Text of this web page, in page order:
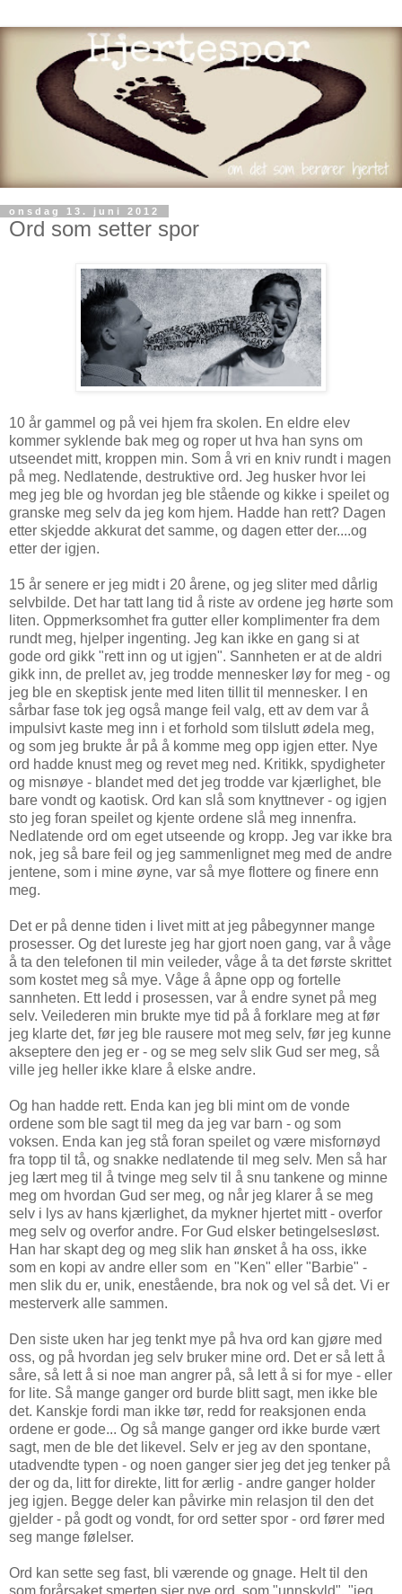
onsdag 13. juni 2012
Ord som setter spor
10 år gammel og på vei hjem fra skolen. En eldre elev
kommer syklende bak meg og roper ut hva han syns om
utseendet mitt, kroppen min. Som å vri en kniv rundt i magen
på meg. Nedlatende, destruktive ord. Jeg husker hvor lei
meg jeg ble og hvordan jeg ble stående og kikke i speilet og
granske meg selv da jeg kom hjem. Hadde han rett? Dagen
etter skjedde akkurat det samme, og dagen etter der....og
etter der igjen.
15 år senere er jeg midt i 20 årene, og jeg sliter med dårlig
selvbilde. Det har tatt lang tid å riste av ordene jeg hørte som
liten. Oppmerksomhet fra gutter eller komplimenter fra dem
rundt meg, hjelper ingenting. Jeg kan ikke en gang si at
gode ord gikk "rett inn og ut igjen". Sannheten er at de aldri
gikk inn, de prellet av, jeg trodde mennesker løy for meg - og
jeg ble en skeptisk jente med liten tillit til mennesker. I en
sårbar fase tok jeg også mange feil valg, ett av dem var å
impulsivt kaste meg inn i et forhold som tilslutt ødela meg,
og som jeg brukte år på å komme meg opp igjen etter. Nye
ord hadde knust meg og revet meg ned. Kritikk, spydigheter
og misnøye - blandet med det jeg trodde var kjærlighet, ble
bare vondt og kaotisk. Ord kan slå som knyttnever - og igjen
sto jeg foran speilet og kjente ordene slå meg innenfra.
Nedlatende ord om eget utseende og kropp. Jeg var ikke bra
nok, jeg så bare feil og jeg sammenlignet meg med de andre
jentene, som i mine øyne, var så mye flottere og finere enn
meg.
Det er på denne tiden i livet mitt at jeg påbegynner mange
prosesser. Og det lureste jeg har gjort noen gang, var å våge
å ta den telefonen til min veileder, våge å ta det første skrittet
som kostet meg så mye. Våge å åpne opp og fortelle
sannheten. Ett ledd i prosessen, var å endre synet på meg
selv. Veilederen min brukte mye tid på å forklare meg at før
jeg klarte det, før jeg ble rausere mot meg selv, før jeg kunne
akseptere den jeg er - og se meg selv slik Gud ser meg, så
ville jeg heller ikke klare å elske andre.
Og han hadde rett. Enda kan jeg bli mint om de vonde
ordene som ble sagt til meg da jeg var barn - og som
voksen. Enda kan jeg stå foran speilet og være misfornøyd
fra topp til tå, og snakke nedlatende til meg selv. Men så har
jeg lært meg til å tvinge meg selv til å snu tankene og minne
meg om hvordan Gud ser meg, og når jeg klarer å se meg
selv i lys av hans kjærlighet, da mykner hjertet mitt - overfor
meg selv og overfor andre. For Gud elsker betingelsesløst.
Han har skapt deg og meg slik han ønsket å ha oss, ikke
som en kopi av andre eller som en "Ken" eller "Barbie" -
men slik du er, unik, enestående, bra nok og vel så det. Vi er
mesterverk alle sammen.
Den siste uken har jeg tenkt mye på hva ord kan gjøre med
oss, og på hvordan jeg selv bruker mine ord. Det er så lett å
såre, så lett å si noe man angrer på, så lett å si for mye - eller
for lite. Så mange ganger ord burde blitt sagt, men ikke ble
det. Kanskje fordi man ikke tør, redd for reaksjonen enda
ordene er gode... Og så mange ganger ord ikke burde vært
sagt, men de ble det likevel. Selv er jeg av den spontane,
utadvendte typen - og noen ganger sier jeg det jeg tenker på
der og da, litt for direkte, litt for ærlig - andre ganger holder
jeg igjen. Begge deler kan påvirke min relasjon til den det
gjelder - på godt og vondt, for ord setter spor - ord fører med
seg mange følelser.
Ord kan sette seg fast, bli værende og gnage. Helt til den
som forårsaket smerten sier nye ord, som "unnskyld", "jeg